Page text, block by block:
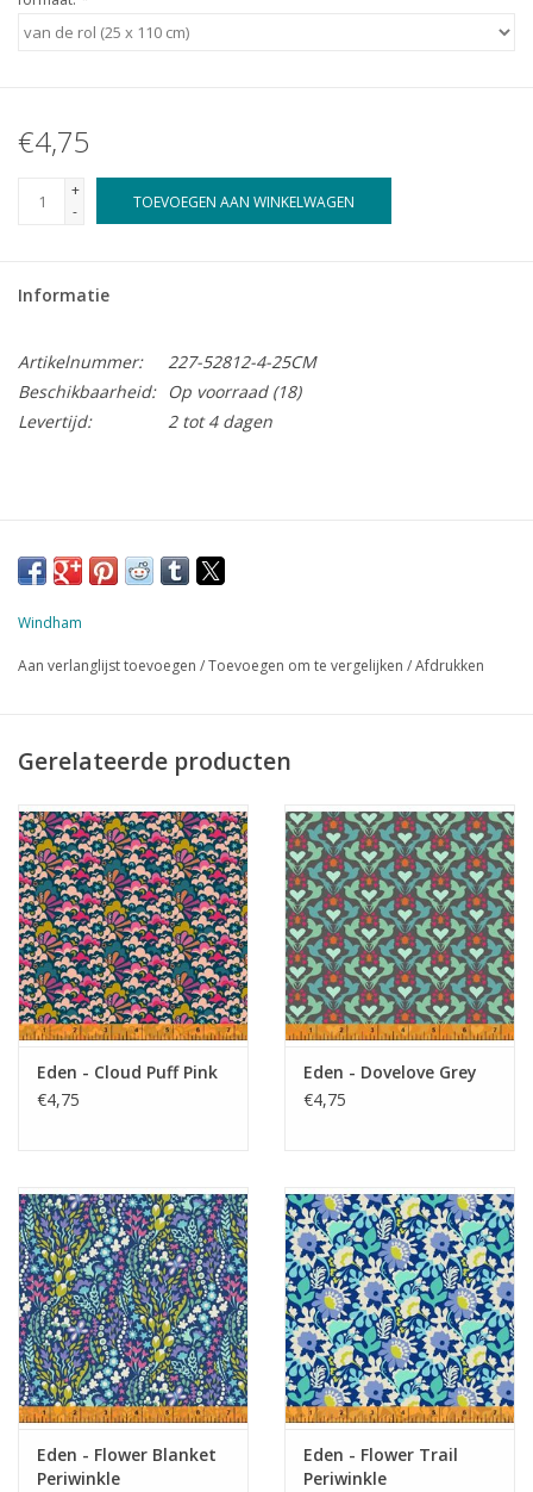
€4,75
+
-
TOEVOEGEN AAN WINKELWAGEN
Informatie
Artikelnummer:
227-52812-4-25CM
Beschikbaarheid:
Op voorraad(18)
Levertijd:
2 tot 4 dagen
Windham
Aan verlanglijst toevoegen /Toevoegen om te vergelijken /Afdrukken
Gerelateerde producten
Eden - Cloud Puff Pink
€4,75
Eden - Dovelove Grey
€4,75
Eden - Flower Blanket
Periwinkle
Eden - Flower Trail
Periwinkle